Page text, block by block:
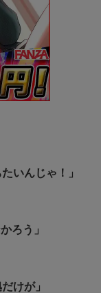
いんじゃ！」
ろう」
けが」